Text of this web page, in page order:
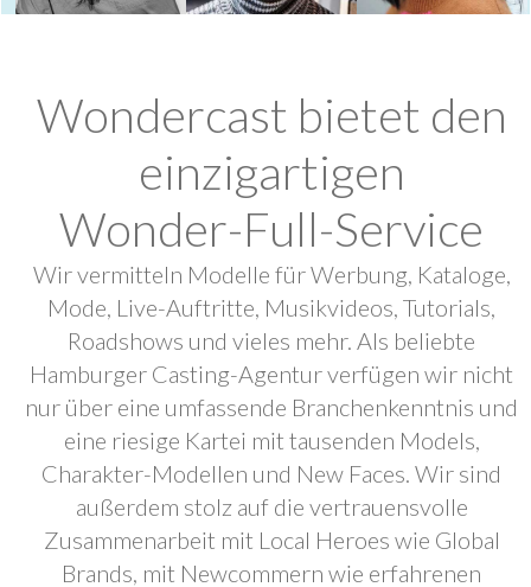
Wondercast bietet den
einzigartigen
Wonder-Full-Service
Wir vermitteln Modelle für Werbung, Kataloge,
Mode, Live-Auftritte, Musikvideos, Tutorials,
Roadshows und vieles mehr. Als beliebte
Hamburger Casting-Agentur verfügen wir nicht
nur über eine umfassende Branchenkenntnis und
eine riesige Kartei mit tausenden Models,
Charakter-Modellen und New Faces. Wir sind
außerdem stolz auf die vertrauensvolle
Zusammenarbeit mit Local Heroes wie Global
Brands, mit Newcommern wie erfahrenen